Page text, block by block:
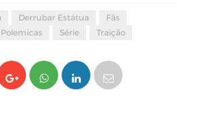
Derrubar Estátua
Fãs
Polemicas Série Traição